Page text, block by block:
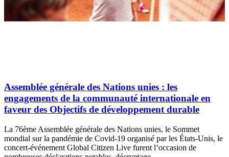
Assemblée générale des Nations unies : les
engagements de la communauté internationale en
faveur des Objectifs de développement durable
La 76ème Assemblée générale des Nations unies, le Sommet
mondial sur la pandémie de Covid-19 organisé par les États-Unis, le
concert-événement Global Citizen Live furent l’occasion de